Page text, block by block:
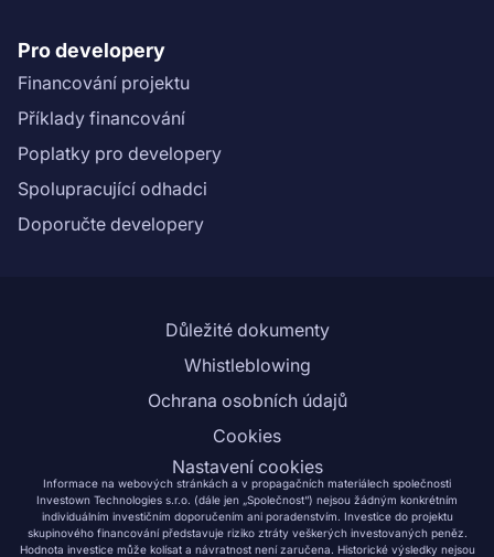
Pro developery
Financování projektu
Příklady financování
Poplatky pro developery
Spolupracující odhadci
Doporučte developery
Důležité dokumenty
Whistleblowing
Ochrana osobních údajů
Cookies
Nastavení cookies
Informace na webových stránkách a v propagačních materiálech společnosti
Investown Technologies s.r.o. (dále jen „Společnost“) nejsou žádným konkrétním
individuálním investičním doporučením ani poradenstvím. Investice do projektu
skupinového financování představuje riziko ztráty veškerých investovaných peněz.
Hodnota investice může kolísat a návratnost není zaručena. Historické výsledky nejsou